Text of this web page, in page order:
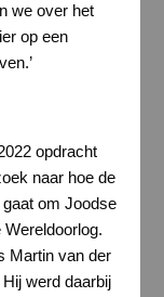
we over het
op een
opdracht
naar hoe de
om Joodse
Martin van der
werd daarbij